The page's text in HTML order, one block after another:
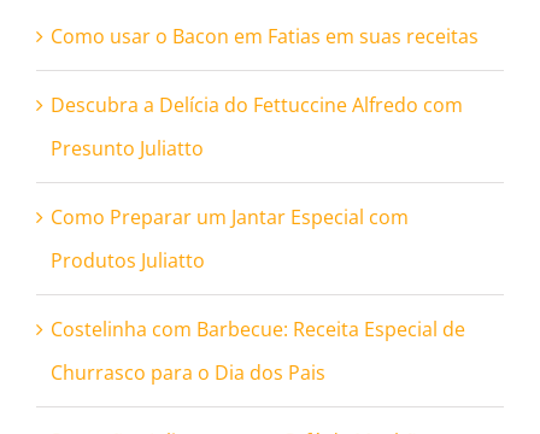
Como usar o Bacon em Fatias em suas receitas
Descubra a Delícia do Fettuccine Alfredo com
Presunto Juliatto
Como Preparar um Jantar Especial com
Produtos Juliatto
Costelinha com Barbecue: Receita Especial de
Churrasco para o Dia dos Pais